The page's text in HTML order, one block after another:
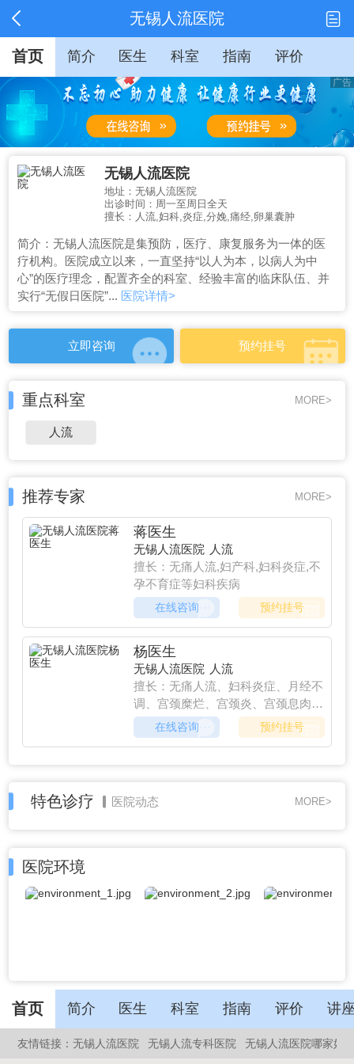
无锡人流医院
首页 简介 医生 科室 指南 评价
无锡人流医院
地址：无锡人流医院
出诊时间：周一至周日全天
擅长：人流,妇科,炎症,分娩,痛经,卵巢囊肿
简介：无锡人流医院是集预防，医疗、康复服务为一体的医
疗机构。医院成立以来，一直坚持“以人为本，以病人为中
心”的医疗理念，配置齐全的科室、经验丰富的临床队伍、并
实行“无假日医院”... 医院详情>
立即咨询 预约挂号
重点科室 MORE>
人流
推荐专家 MORE>
蒋医生
无锡人流医院 人流
擅长：无痛人流,妇产科,妇科炎症,不
孕不育症等妇科疾病
在线咨询 预约挂号
杨医生
无锡人流医院 人流
擅长：无痛人流、妇科炎症、月经不
调、宫颈糜烂、宫颈炎、宫颈息肉、
阴道炎、子宫内膜炎等妇科疾病。
在线咨询 预约挂号
特色诊疗 医院动态 MORE>
医院环境
首页 简介 医生 科室 指南 评价 讲
友情链接：无锡人流医院 无锡人流专科医院 无锡人流医院哪家好